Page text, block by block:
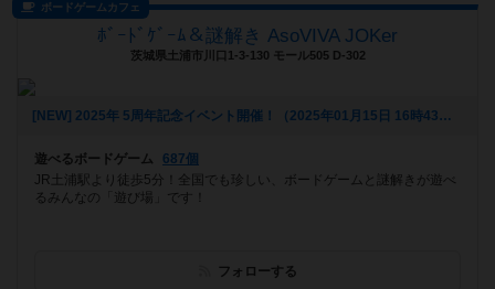
ボードゲームカフェ
ﾎﾞｰﾄﾞｹﾞｰﾑ＆謎解き AsoVIVA JOKer
茨城県土浦市川口1-3-130 モール505 D-302
[NEW] 2025年 5周年記念イベント開催！（2025年01月15日 16時43分）
遊べるボードゲーム
687個
JR土浦駅より徒歩5分！全国でも珍しい、ボードゲームと謎解きが遊べ
るみんなの「遊び場」です！
フォローする